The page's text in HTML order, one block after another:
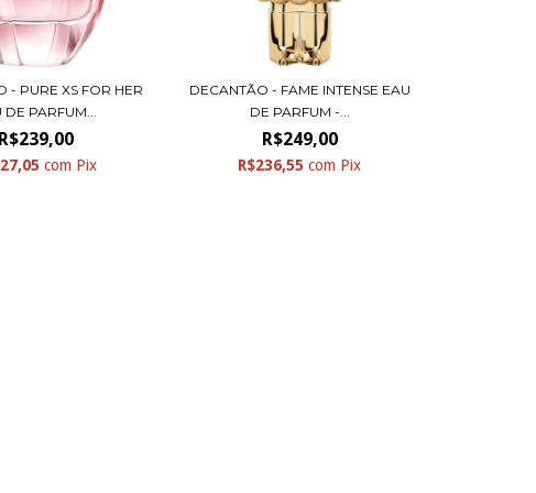
- PURE XS FOR HER
DE PARFUM...
R$239,00
com Pix
DECANTÃO - FAME INTENSE EAU
DE PARFUM -...
R$249,00
R$236,55com Pix